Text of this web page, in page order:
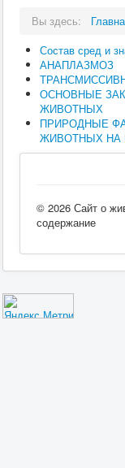
Вы здесь:
Состав сред и
АНАПЛАЗМОЗ
ОСНОВНЫЕ
ЖИВОТНЫХ
ПРИРОДНЫЕ
ЖИВОТНЫХ НА
© 2026 Сайт о
содержание